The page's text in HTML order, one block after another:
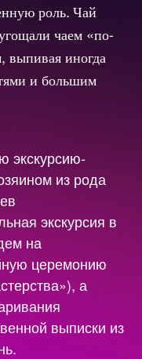
роль. Чай
чаем «по-
выпивая иногда
и большим
экскурсию-
из рода
экскурсия в
на
церемонию
а
выписки из